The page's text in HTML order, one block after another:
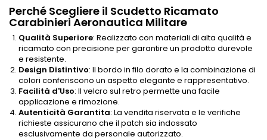
Perché Scegliere il Scudetto Ricamato
Carabinieri Aeronautica Militare
Qualità Superiore: Realizzato con materiali di alta qualità e
ricamato con precisione per garantire un prodotto durevole
e resistente.
Design Distintivo: Il bordo in filo dorato e la combinazione di
colori conferiscono un aspetto elegante e rappresentativo.
Facilità d'Uso: Il velcro sul retro permette una facile
applicazione e rimozione.
Autenticità Garantita: La vendita riservata e le verifiche
richieste assicurano che il patch sia indossato
esclusivamente da personale autorizzato.